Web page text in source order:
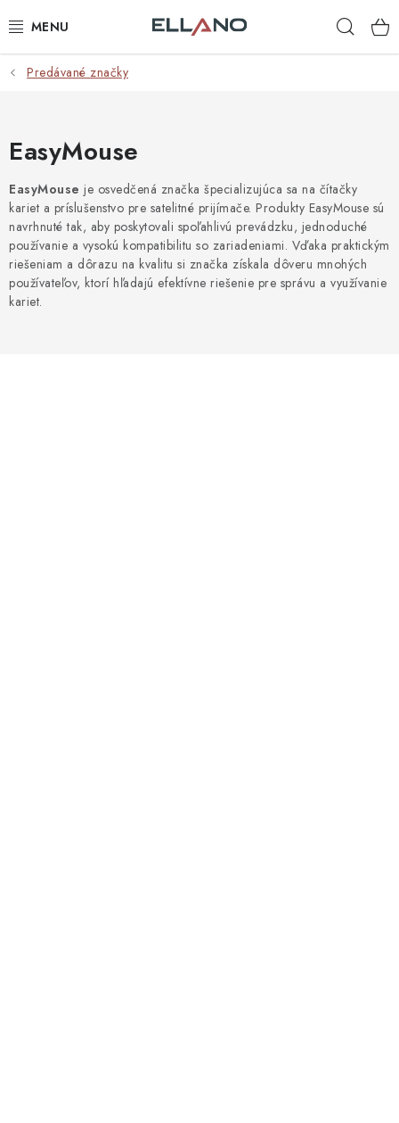
na
NOVINKY
ELEKTRO
ZÁHRADA
AUTO - MOTO - CYKLO
ROZBALENÝ TOVAR
Predávané značky
EasyMouse
EasyMouse je osvedčená značka špecializujúca sa na čítačky
kariet a príslušenstvo pre satelitné prijímače. Produkty EasyMouse sú
navrhnuté tak, aby poskytovali spoľahlivú prevádzku, jednoduché
používanie a vysokú kompatibilitu so zariadeniami. Vďaka praktickým
riešeniam a dôrazu na kvalitu si značka získala dôveru mnohých
používateľov, ktorí hľadajú efektívne riešenie pre správu a využívanie
kariet.